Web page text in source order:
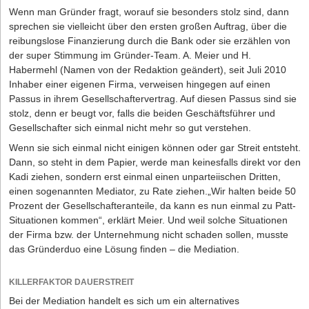
Zeitalters angepasst wird.
Die AutorinFranziska Hasselbach ist Rechtsanwältin bei der auf
Arbeitsrecht spezialisiertenKanzlei Hasselbachin Köln, Frankfurt
und Bonn.
Wer trägt Rechte und Pflichten beim
Gewerbemietvertrag?
Im Hinblick auf die gesetzlichen Mängelrechte können diese durch
beide Vertragspartner einvernehmlich ausgeschlossen werden. Mit
den sogenannten "Dach-und-Fach-Klauseln" kann es sogar noch
einen Schritt weiter gehen: Dem Mieter kann vertraglich die Pflicht
auferlegt werden, für die Instandsetzung und Instandhaltung des
Gewerberaumes verantwortlich zu sein. Kommt er dieser
Verpflichtung nicht nach, macht sich der Mieter gegenüber dem
Vermieter schadensersatzpflichtig. Dies hat die Rechtsprechung
dann als zulässig angesehen, wenn dem Mieter im Gegenzug
weitreichende Rechte ähnlich eines Eigentümers eingeräumt
werden.
Wenn der Mieter durch den Vermieter also z.B. das Recht
eingeräumt bekommt, erhebliche bauliche Veränderungen nach
seinen eigenen, für den Gewerbebetrieb vorteilhaften Wünschen
vorzunehmen, dann kann er grundsätzlich auch dazu verpflichtet
möglich, von der gesetzlichen Verpflichtung des Mieters, die von
ihm vorgenommenen baulichen Maßnahmen bei Beendigung des
Laura Faltz hat sich die Marke „ecomoebel“ eintragen lassen.
Sie vertreibt individuell aufgemöbelte Gebrauchteinrichtung (c)
ecomoebel
Als Werbekauffrau weiß Laura Faltz, was ankommt. Die 30-Jährige
ist Geschäftsführerin der ecomoebel GmbH. Das Unternehmen ­
vertreibt individuell gestaltete Möbel, die ganz pder teilweise aus
Altmöbeln produziert werden. Die alten Stücke werden sogar auf
Schadstoffe getestet, bevor sie nach Wunsch „aufgemöbelt“
Jeder Kunde erhält sein ganz persönliches Möbel, das
gesundheitlich unbedenklich ist. Bestätigt wird das mit dem
ecomoebel-Zertifikat. Aus Betten werden Bänke, aus Fenstern
Vitrinen, oder es wird Schränken einfach ein neuer Anstrich
verpasst. Seit August 2003 ist ecomoebel als Marke registriert und
geschützt. Nur die Dortmunder Firma und die mit Lizenzen
ausgestatteten Partner dürfen das Möbel-Zeichen benutzen. Der
Wenn man Gründer fragt, worauf sie besonders stolz sind, dann
sprechen sie vielleicht über den ersten großen Auftrag, über die
reibungslose Finanzierung durch die Bank oder sie erzählen von
der super Stimmung im Gründer-Team. A. Meier und H.
Habermehl (Namen von der Redaktion geändert), seit Juli 2010
Inhaber einer eigenen Firma, verweisen hingegen auf einen
Passus in ihrem Gesellschaftervertrag. Auf diesen Passus sind sie
stolz, denn er beugt vor, falls die beiden Geschäftsführer und
Gesellschafter sich einmal nicht mehr so gut verstehen.
Wenn sie sich einmal nicht einigen können oder gar Streit entsteht.
Dann, so steht in dem Papier, werde man keinesfalls direkt vor den
Kadi ziehen, sondern erst einmal einen unparteiischen Dritten,
einen sogenannten Mediator, zu Rate ziehen.„Wir halten beide 50
Prozent der Gesellschafteranteile, da kann es nun einmal zu Patt-
Situationen kommen“, erklärt Meier. Und weil solche Situationen
der Firma bzw. der Unternehmung nicht schaden sollen, musste
das Gründerduo eine Lösung finden – die Mediation.
KILLERFAKTOR DAUERSTREIT
Bei der Mediation handelt es sich um ein alternatives